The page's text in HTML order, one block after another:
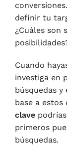
definir tu
¿Cuáles son
Cuando
investiga en
búsquedas
base a estos
clave
primeros
búsquedas.